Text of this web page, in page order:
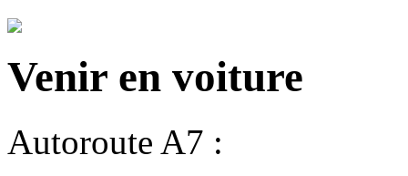
Venir en voiture
Autoroute A7 :